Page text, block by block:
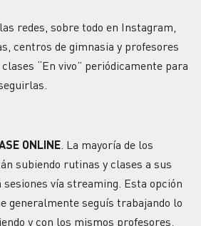
redes, sobre todo en Instagram,
centros de gimnasia y profesores
“En vivo” periódicamente para
ONLINE . La mayoría de los
subiendo rutinas y clases a sus
vía streaming. Esta opción
generalmente seguís trabajando lo
y con los mismos profesores.